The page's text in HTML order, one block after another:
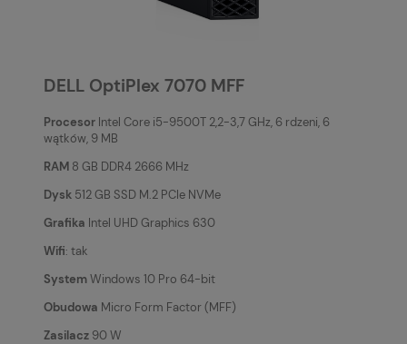
DELL OptiPlex 7070 MFF
Procesor Intel Core i5-9500T 2,2-3,7 GHz, 6 rdzeni, 6
wątków, 9 MB
RAM 8 GB DDR4 2666 MHz
Dysk 512 GB SSD M.2 PCIe NVMe
Grafika Intel UHD Graphics 630
Wifi: tak
SystemWindows 10 Pro 64-bit
Obudowa Micro Form Factor (MFF)
Zasilacz 90 W